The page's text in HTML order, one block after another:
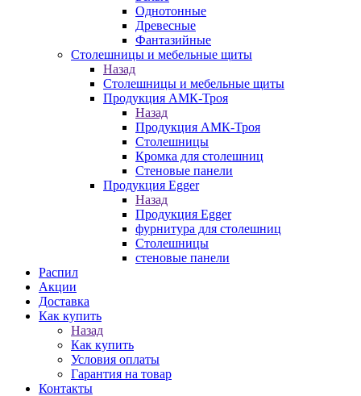
Однотонные
Древесные
Фантазийные
Столешницы и мебельные щиты
Назад
Столешницы и мебельные щиты
Продукция АМК-Троя
Назад
Продукция АМК-Троя
Столешницы
Кромка для столешниц
Стеновые панели
Продукция Egger
Назад
Продукция Egger
фурнитура для столешниц
Столешницы
стеновые панели
Распил
Акции
Доставка
Как купить
Назад
Как купить
Условия оплаты
Гарантия на товар
Контакты